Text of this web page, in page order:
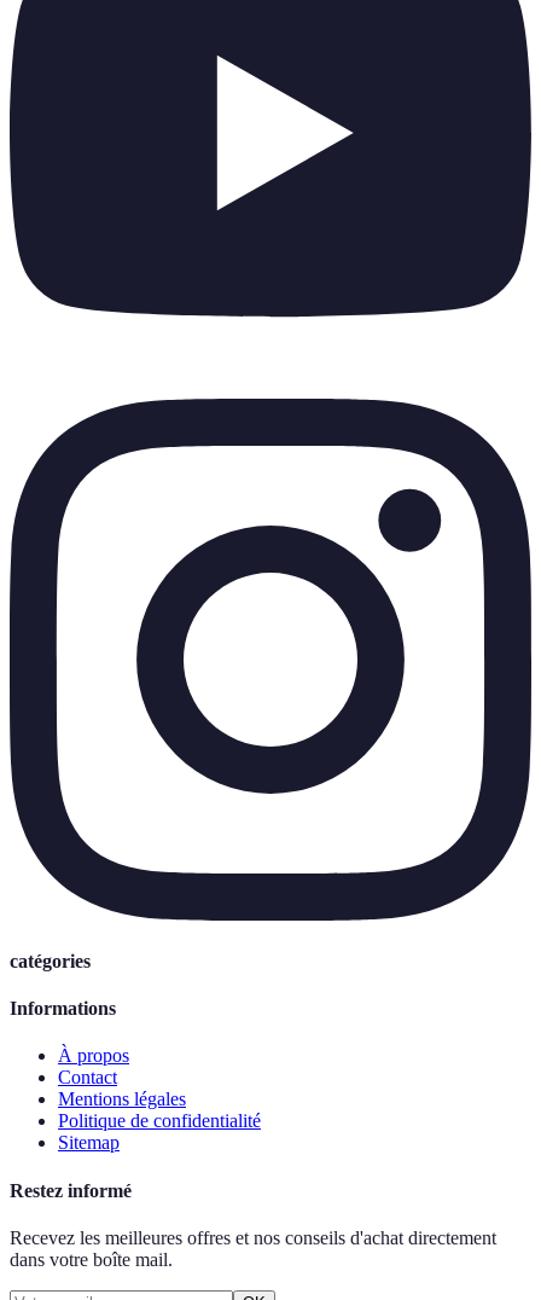
catégories
Informations
À propos
Contact
Mentions légales
Politique de confidentialité
Sitemap
Restez informé
Recevez les meilleures offres et nos conseils d'achat directement
dans votre boîte mail.